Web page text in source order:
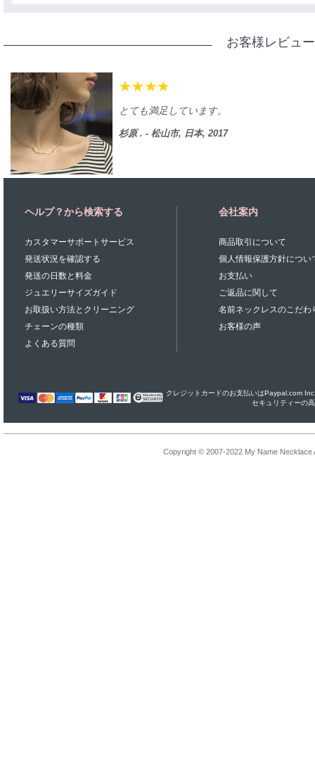
お客様レビュー
とても満足しています。
杉原 . - 松山市, 日本, 2017
ヘルプ？から検索する
カスタマーサポートサービス
発送状況を確認する
発送の日数と料金
ジュエリーサイズガイド
お取扱い方法とクリーニング
チェーンの種類
よくある質問
会社案内
商品取引について
個人情報保護方針につい
お支払い
ご返品に関して
名前ネックレスのこだわ
お客様の声
クレジットカードのお支払いはPaypal.com
セキュリティーの
Copyright © 2007-2022 My Name Necklace